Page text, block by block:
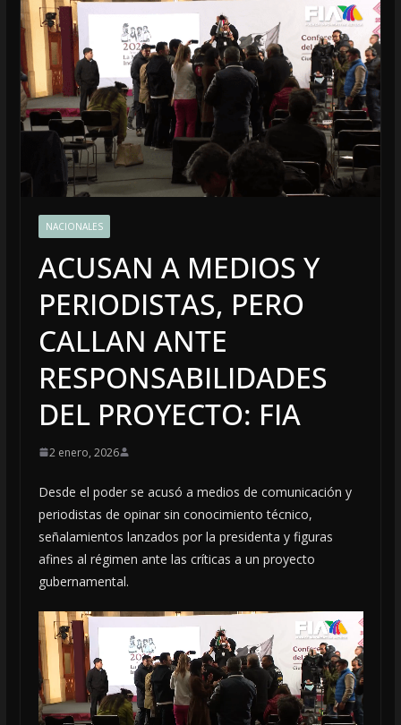
NACIONALES
ACUSAN A MEDIOS Y
PERIODISTAS, PERO
CALLAN ANTE
RESPONSABILIDADES
DEL PROYECTO: FIA
2 enero, 2026
Desde el poder se acusó a medios de comunicación y
periodistas de opinar sin conocimiento técnico,
señalamientos lanzados por la presidenta y figuras
afines al régimen ante las críticas a un proyecto
gubernamental.